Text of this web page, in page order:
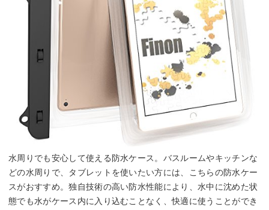
水周りでも安心して使える防水ケース。バスルームやキッチンな
どの水周りで、タブレットを使いたい方には、こちらの防水ケー
スがおすすめ。独自技術の高い防水性能により、水中に沈めた状
態でも水がケース内に入り込むことなく、快適に使うことができ